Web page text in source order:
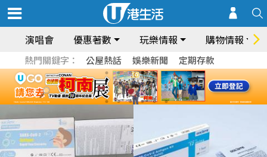
演唱會 優惠著數 玩樂情報 購物情報
熱門關鍵字： 公屋熱話 娛樂新聞 定期存款